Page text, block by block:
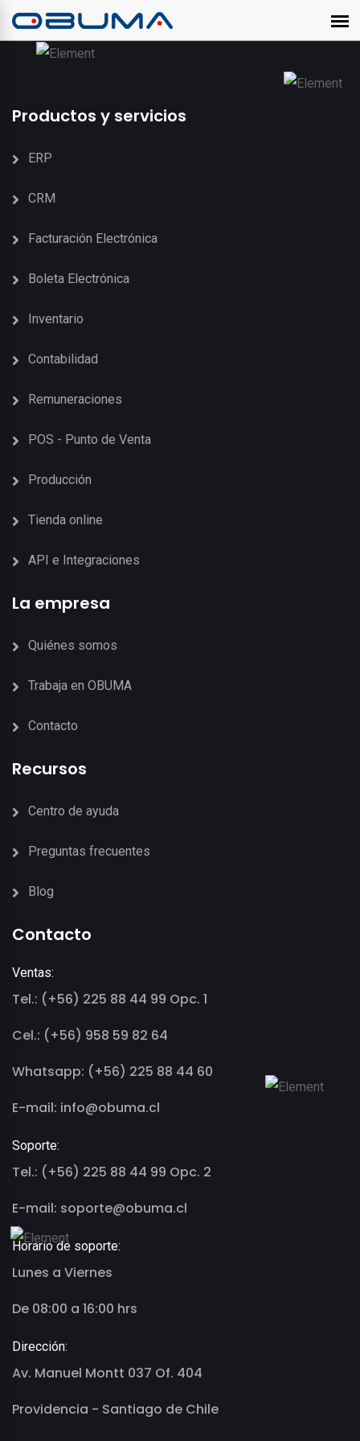
Productos y servicios
ERP
CRM
Facturación Electrónica
Boleta Electrónica
Inventario
Contabilidad
Remuneraciones
POS - Punto de Venta
Producción
Tienda online
API e Integraciones
La empresa
Quiénes somos
Trabaja en OBUMA
Contacto
Recursos
Centro de ayuda
Preguntas frecuentes
Blog
Contacto
Ventas:
Tel.: (+56) 225 88 44 99 Opc. 1
Cel.: (+56) 958 59 82 64
Whatsapp: (+56) 225 88 44 60
E-mail: info@obuma.cl
Soporte:
Tel.: (+56) 225 88 44 99 Opc. 2
E-mail: soporte@obuma.cl
Horario de soporte:
Lunes a Viernes
De 08:00 a 16:00 hrs
Dirección:
Av. Manuel Montt 037 Of. 404
Providencia - Santiago de Chile